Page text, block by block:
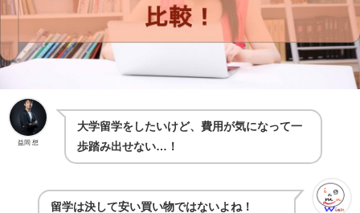
益岡 想
大学留学をしたいけど、費用が気になって一
歩踏み出せない…！
留学は決して安い買い物ではないよね！